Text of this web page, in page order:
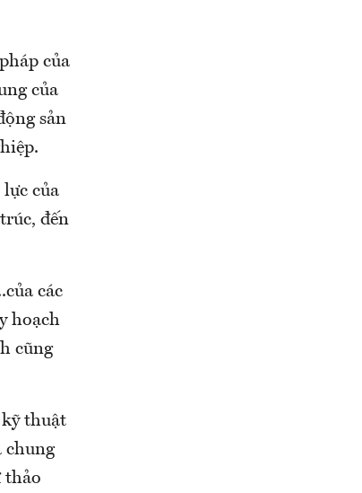
của
của
sản
của
đến
các
hoạch
cũng
kỹ thuật
chung
thảo